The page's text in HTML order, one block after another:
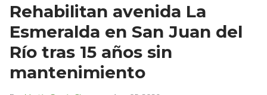
Rehabilitan avenida La
Esmeralda en San Juan del
Río tras 15 años sin
mantenimiento